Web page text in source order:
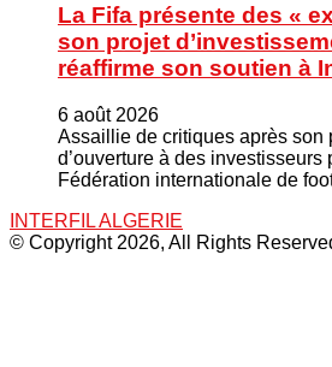
La Fifa présente des «
son projet
réaffirme son soutien à
6 août 2026
Assaillie de critiques après son
d’ouverture à des
Fédération internationale de
INTERFIL ALGERIE
© Copyright 2026, All Rights